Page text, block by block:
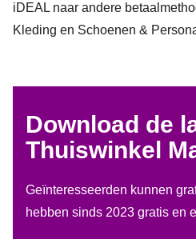
iDEAL naar andere
Kleding en Schoenen &
Download de
Thuiswinkel
Geïnteresseerden kunnen
hebben sinds 2023 gratis en